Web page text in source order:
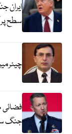
ایران
سطح پر
فضائی
جنگ